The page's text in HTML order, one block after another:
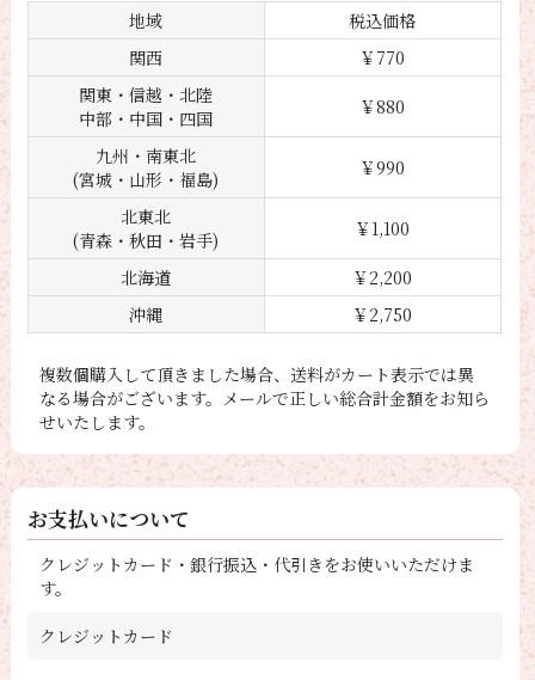
地域
税込価格
関西
￥770
関東・信越・北陸
中部・中国・四国
￥880
九州・南東北
(宮城・山形・福島)
￥990
北東北
(青森・秋田・岩手)
￥1,100
北海道
￥2,200
沖縄
￥2,750
複数個購入して頂きました場合、送料がカート表示では異
なる場合がございます。メールで正しい総合計金額をお知ら
せいたします。
お支払いについて
クレジットカード・銀行振込・代引きをお使いいただけま
す。
クレジットカード